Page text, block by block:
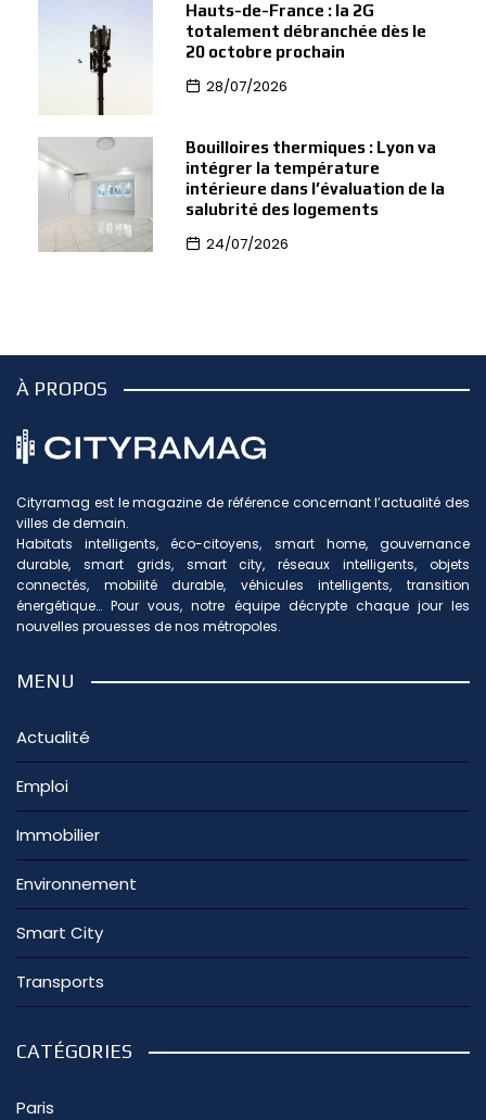
Hauts-de-France : la 2G
totalement débranchée dès le
20 octobre prochain
28/07/2026
Bouilloires thermiques : Lyon va
intégrer la température
intérieure dans l’évaluation de la
salubrité des logements
24/07/2026
À PROPOS
Cityramag est le magazine de référence concernant l’actualité des
villes de demain.
Habitats intelligents, éco-citoyens, smart home, gouvernance
durable, smart grids, smart city, réseaux intelligents, objets
connectés, mobilité durable, véhicules intelligents, transition
énergétique… Pour vous, notre équipe décrypte chaque jour les
nouvelles prouesses de nos métropoles.
MENU
Actualité
Emploi
Immobilier
Environnement
Smart City
Transports
CATÉGORIES
Paris